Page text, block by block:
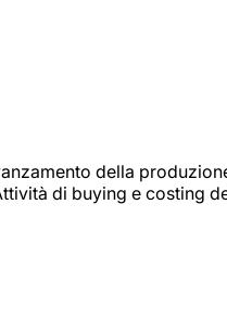
della
di buying e costing